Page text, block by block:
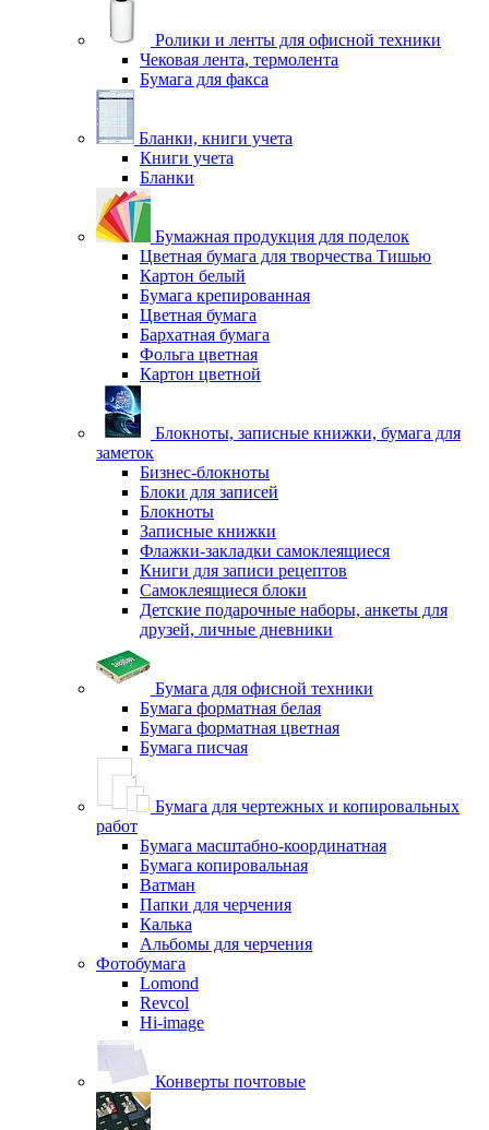
Ролики и ленты для офисной техники
Чековая лента, термолента
Бумага для факса
Бланки, книги учета
Книги учета
Бланки
Бумажная продукция для поделок
Цветная бумага для творчества Тишью
Картон белый
Бумага крепированная
Цветная бумага
Бархатная бумага
Фольга цветная
Картон цветной
Блокноты, записные книжки, бумага для
заметок
Бизнес-блокноты
Блоки для записей
Блокноты
Записные книжки
Флажки-закладки самоклеящиеся
Книги для записи рецептов
Самоклеящиеся блоки
Детские подарочные наборы, анкеты для
друзей, личные дневники
Бумага для офисной техники
Бумага форматная белая
Бумага форматная цветная
Бумага писчая
Бумага для чертежных и копировальных
работ
Бумага масштабно-координатная
Бумага копировальная
Ватман
Папки для черчения
Калька
Альбомы для черчения
Фотобумага
Lomond
Revcol
Hi-image
Конверты почтовые